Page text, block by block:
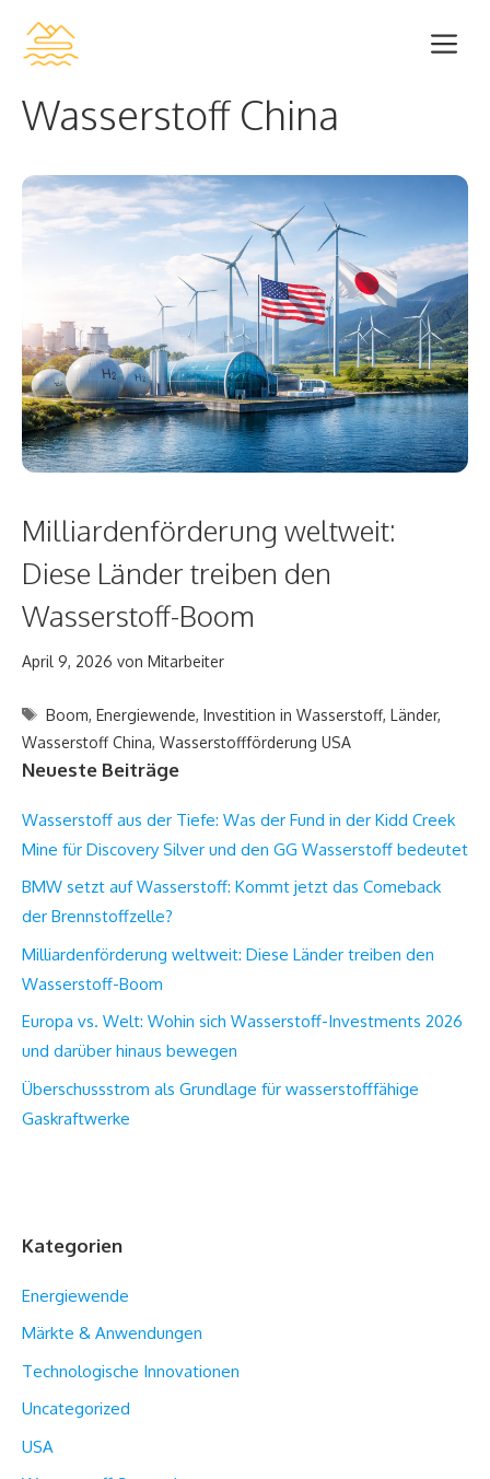
Inhalt
Wasserstoff China
Milliardenförderung weltweit:
Diese Länder treiben den
Wasserstoff-Boom
April 9, 2026 von Mitarbeiter
Schlagwörter
Boom,Energiewende,Investition in Wasserstoff,Länder,
Wasserstoff China, Wasserstoffförderung USA
Neueste Beiträge
Wasserstoff aus der Tiefe: Was der Fund in der Kidd Creek
Mine für Discovery Silver und den GG Wasserstoff bedeutet
BMW setzt auf Wasserstoff: Kommt jetzt das Comeback
der Brennstoffzelle?
Milliardenförderung weltweit: Diese Länder treiben den
Wasserstoff-Boom
Europa vs. Welt: Wohin sich Wasserstoff-Investments 2026
und darüber hinaus bewegen
Überschussstrom als Grundlage für wasserstofffähige
Gaskraftwerke
Kategorien
Energiewende
Märkte & Anwendungen
Technologische Innovationen
Uncategorized
USA